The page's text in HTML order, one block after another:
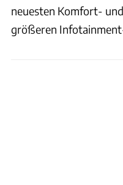
neuesten Komfort-
größeren